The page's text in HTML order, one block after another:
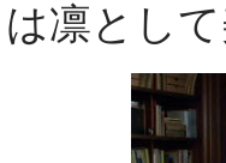
は凛とし